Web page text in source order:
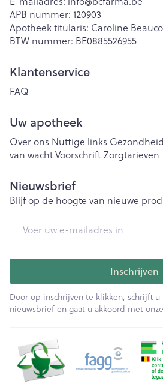
APB nummer: 120903
Apotheek titularis: Caroline
BTW nummer: BE0885526955
Klantenservice
FAQ
Uw apotheek
Over ons Nuttige links
van wachtVoorschriftZorgtarieven
Nieuwsbrief
Blijf op de hoogte van nieuwe
Inschrijven
Door op inschrijven te klikken, schrijft u
nieuwsbrief en gaat u akkoord met onze